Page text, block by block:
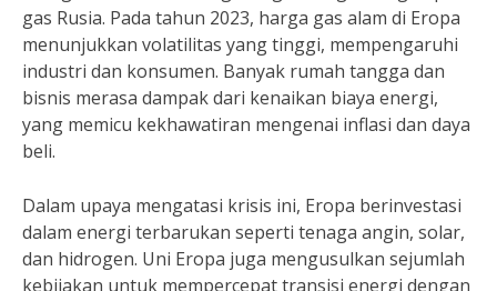
gas Rusia. Pada tahun 2023, harga gas alam di Eropa
menunjukkan volatilitas yang tinggi, mempengaruhi
industri dan konsumen. Banyak rumah tangga dan
bisnis merasa dampak dari kenaikan biaya energi,
yang memicu kekhawatiran mengenai inflasi dan daya
beli.
Dalam upaya mengatasi krisis ini, Eropa berinvestasi
dalam energi terbarukan seperti tenaga angin, solar,
dan hidrogen. Uni Eropa juga mengusulkan sejumlah
kebijakan untuk mempercepat transisi energi dengan